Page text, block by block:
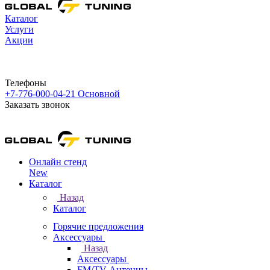
Каталог
Услуги
Акции
Телефоны
+7-776-000-04-21 Основной
Заказать звонок
Онлайн стенд
New
Каталог
Назад
Каталог
Горячие предложения
Аксессуары
Назад
Аксессуары